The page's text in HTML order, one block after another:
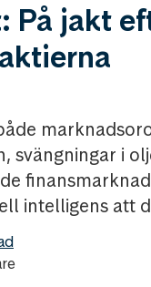
På jakt
svängningar i
intelligens att